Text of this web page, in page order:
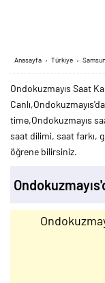
Anasayfa › Türkiye › Samsun
Ondokuzmayıs Saat
time,Ondokuzmayıs
saat dilimi, saat farkı,
öğrene bilirsiniz.